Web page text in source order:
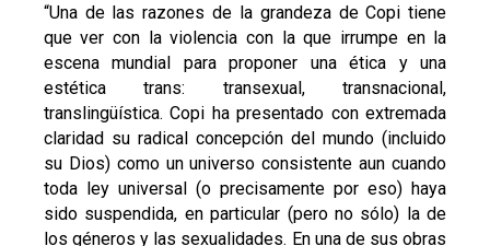
“Una de las razones de la grandeza de Copi tiene
que ver con la violencia con la que irrumpe en la
escena mundial para proponer una ética y una
estética trans: transexual, transnacional,
translingüística. Copi ha presentado con extremada
claridad su radical concepción del mundo (incluido
su Dios) como un universo consistente aun cuando
toda ley universal (o precisamente por eso) haya
sido suspendida, en particular (pero no sólo) la de
los géneros y las sexualidades. En una de sus obras